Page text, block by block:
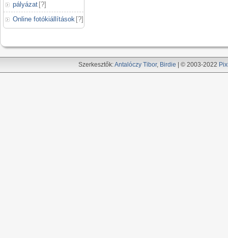
pályázat [?]
Online fotókiállítások [?]
Szerkesztők:Antalóczy Tibor, Birdie | © 2003-2022